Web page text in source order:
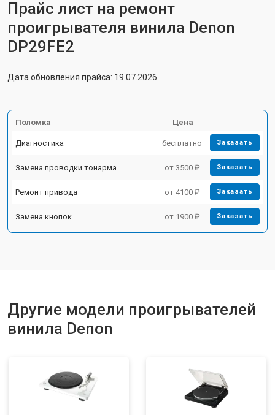
Прайс лист на ремонт
проигрывателя винила Denon
DP29FE2
Дата обновления прайса: 19.07.2026
Поломка Цена
Диагностика бесплатно Заказать
Замена проводки тонарма от 3500 ₽ Заказать
Ремонт привода от 4100 ₽ Заказать
Замена кнопок от 1900 ₽ Заказать
Другие модели проигрывателей
винила Denon